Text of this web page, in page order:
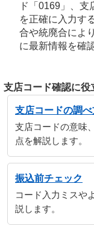
ド「0169」、
を正確に入力す
合や統廃合によ
に最新情報を確
支店コード確認に役
支店コードの調べ
支店コードの意味
点を解説します。
振込前チェック
コード入力ミスや
説します。